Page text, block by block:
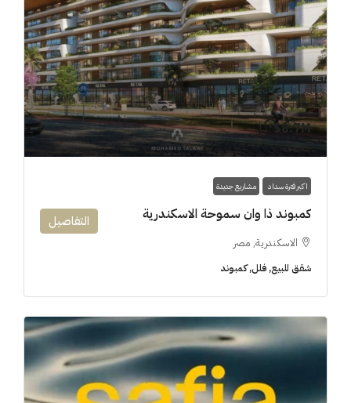
8.7M$
اكبر فترة سداد مشاريع جديدة
كمبوند ذا وان سموحة الاسكندرية
الاسكندرية, مصر
شقق للبيع, فلل, كمبوند
التفاصيل